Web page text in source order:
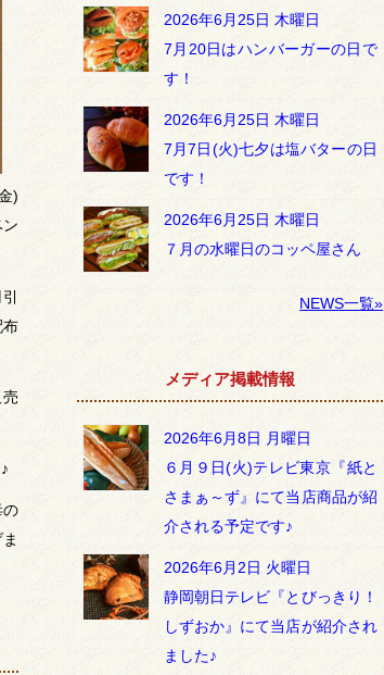
)
布
の
2026年6月25日 木曜日
7月20日はハンバーガーの日で
す！
2026年6月25日 木曜日
7月7日(火)七夕は塩バターの日
です！
2026年6月25日 木曜日
７月の水曜日のコッペ屋さん
NEWS一覧»
メディア掲載情報
2026年6月8日 月曜日
６月９日(火)テレビ東京『紙と
さまぁ～ず』にて当店商品が紹
介される予定です♪
2026年6月2日 火曜日
静岡朝日テレビ『とびっきり！
しずおか』にて当店が紹介され
ました♪